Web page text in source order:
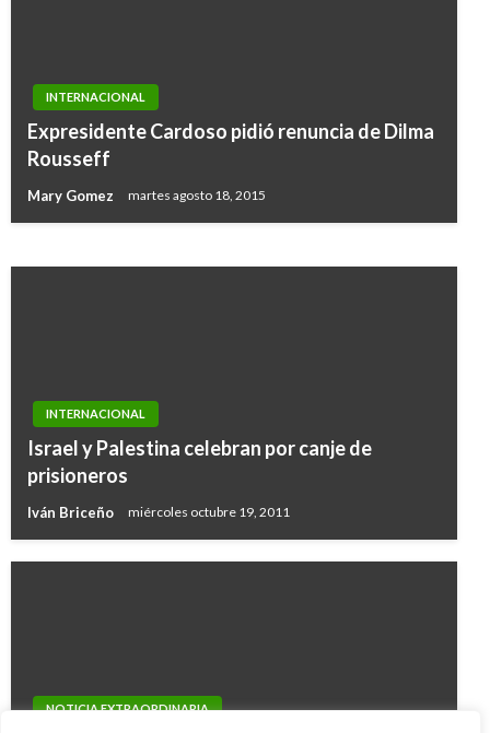
INTERNACIONAL
Expresidente Cardoso pidió renuncia de Dilma
Rousseff
Mary Gomez martes agosto 18, 2015
INTERNACIONAL
Rusia intervino en las elecciones para dañar la
campaña de Hillary Clinton y promover
INTERNACIONAL
Israel y Palestina celebran por canje de
prisioneros
Iván Briceño miércoles octubre 19, 2011
NOTICIA EXTRAORDINARIA